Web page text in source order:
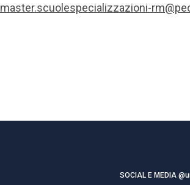
master.scuolespecializzazioni-
SOCIAL E MEDIA